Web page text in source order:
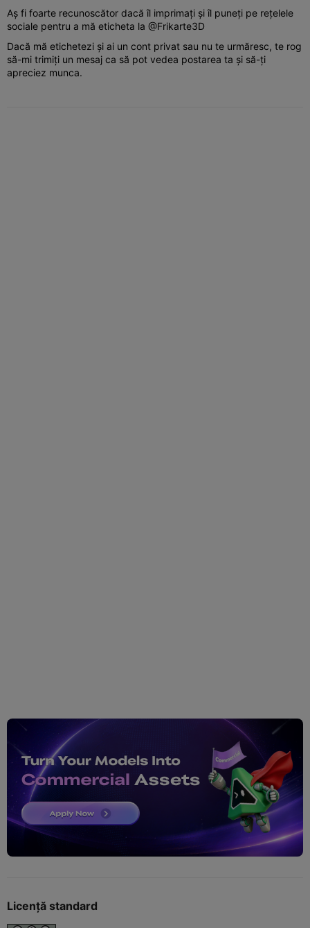
Aș fi foarte recunoscător dacă îl imprimați și îl puneți pe rețelele
sociale pentru a mă eticheta la @Frikarte3D
Dacă mă etichetezi și ai un cont privat sau nu te urmăresc, te rog
să-mi trimiți un mesaj ca să pot vedea postarea ta și să-ți
apreciez munca.
Licență standard